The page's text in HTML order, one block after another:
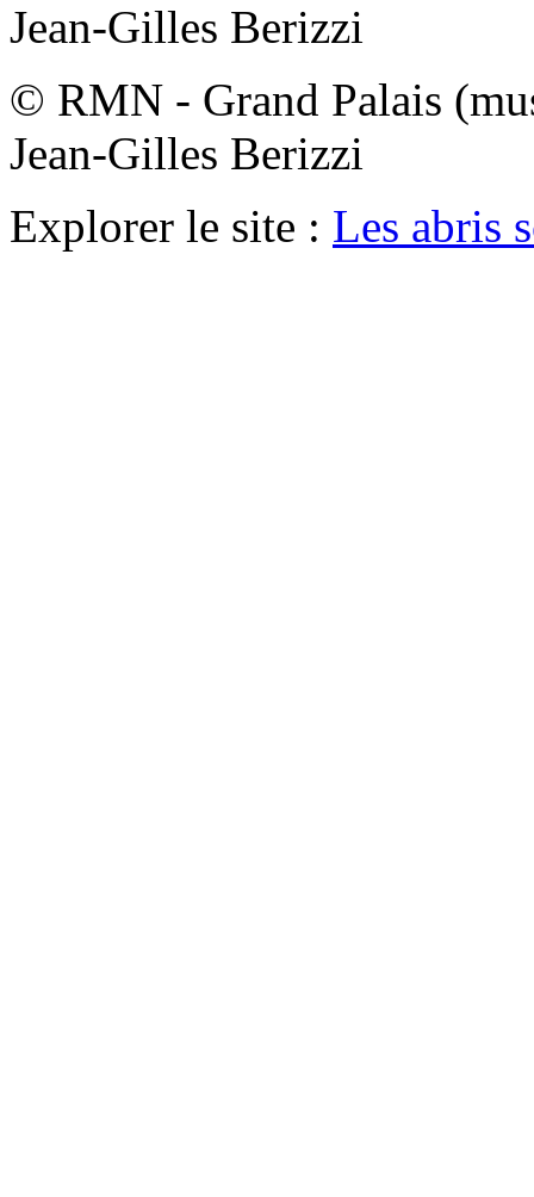
Jean-Gilles Berizzi
© RMN - Grand Palais
Jean-Gilles Berizzi
Explorer le site : Les abris